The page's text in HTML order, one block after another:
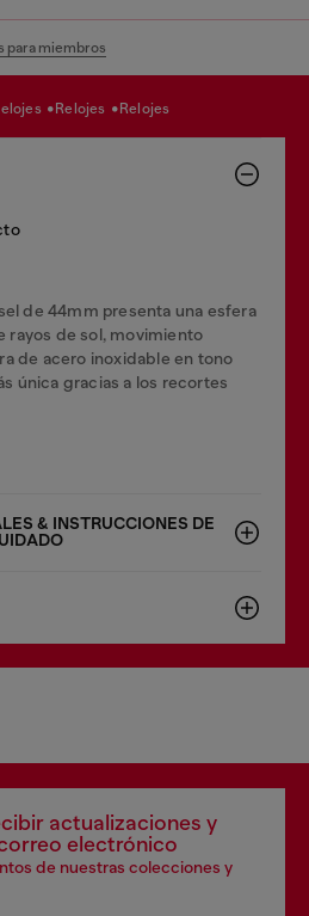
para miembros
relojes relojes relojes
de 44mm presenta una esfera
rayos de sol, movimiento
de acero inoxidable en tono
única gracias a los recortes
& INSTRUCCIONES DE
actualizaciones y
electrónico
de nuestras colecciones y